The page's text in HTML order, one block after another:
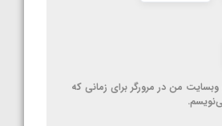
وبسایت من در مرورگر برای زمانی که